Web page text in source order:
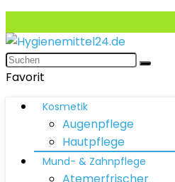
Favorit
Kosmetik
Augenpflege
Hautpflege
Mund- & Zahnpflege